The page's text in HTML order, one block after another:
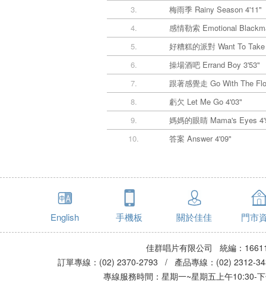
3.
梅雨季 Rainy Season 4'11"
4.
感情勒索 Emotional
5.
好糟糕的派對 Want To
6.
操場酒吧 Errand Boy 3'53"
7.
跟著感覺走 Go With The
8.
虧欠 Let Me Go 4'03"
9.
媽媽的眼睛 Mama's Eyes
10.
答案 Answer 4'09"
English 手機板 關於佳佳 門市
佳群唱片有限公司 統編：
訂單專線：(02) 2370-2793 / 產品專線：(02)
專線服務時間：星期一~星期五上午10:30-